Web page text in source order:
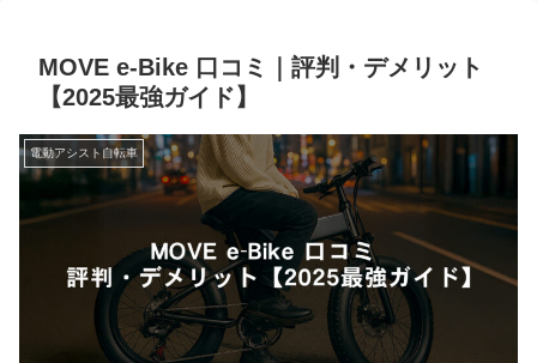
MOVE e-Bike 口コミ｜評判・デメリット
【2025最強ガイド】
電動アシスト自転車